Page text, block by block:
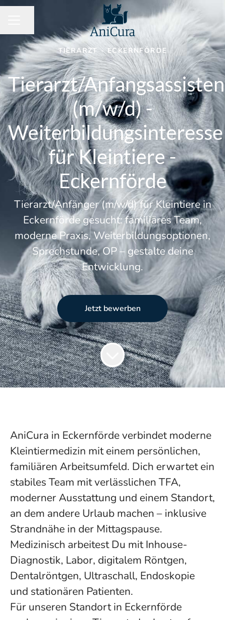
TIERARZT · ECKERNFÖRDE
Tierarzt/
(m/w/d) -
Weiterbildungsinteresse
für Kleintiere -
Eckernförde
Tierarzt/Anfänger (m/w/d) für Kleintiere in
Eckernförde gesucht: familiäres Team,
moderne Praxis, Weiterbildungsoptionen,
Sprechstunde, OP – gestalte deine
Entwicklung.
Jetzt bewerben
AniCura in Eckernförde verbindet moderne
Kleintiermedizin mit einem persönlichen,
familiären Arbeitsumfeld. Dich erwartet ein
stabiles Team mit verlässlichen TFA,
moderner Ausstattung und einem Standort,
an dem andere Urlaub machen – inklusive
Strandnähe in der Mittagspause.
Medizinisch arbeitest Du mit Inhouse-
Diagnostik, Labor, digitalem Röntgen,
Dentalröntgen, Ultraschall, Endoskopie
und stationären Patienten.
Für unseren Standort in Eckernförde